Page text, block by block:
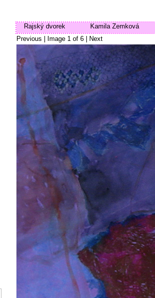
Rajský dvorek
Kamila Zemková
Previous | Image 1 of 6 Next